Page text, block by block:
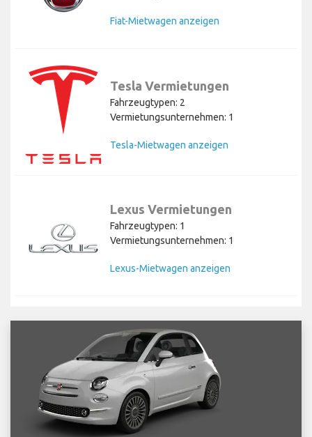
Fiat-Mietwagen anzeigen
Tesla Vermietungen
Fahrzeugtypen: 2
Vermietungsunternehmen: 1
Tesla-Mietwagen anzeigen
Lexus Vermietungen
Fahrzeugtypen: 1
Vermietungsunternehmen: 1
Lexus-Mietwagen anzeigen